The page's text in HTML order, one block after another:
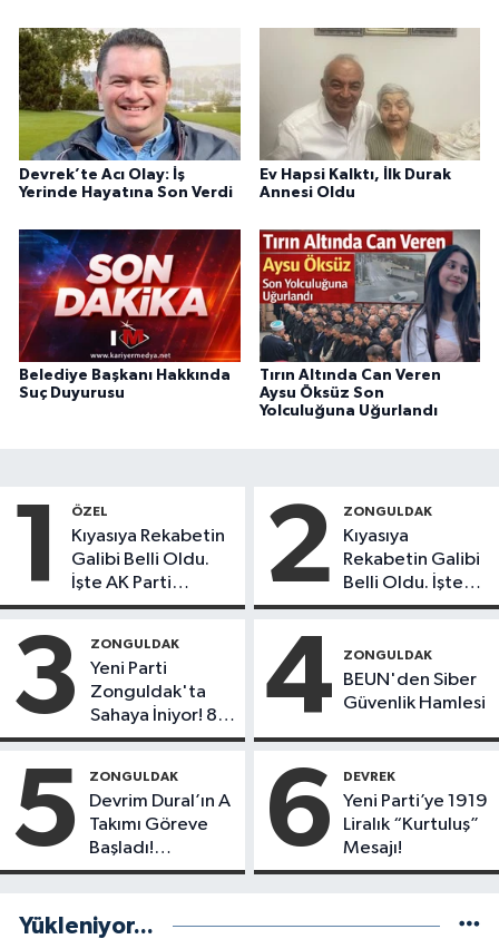
Devrek’te Acı Olay: İş
Yerinde Hayatına Son Verdi
Ev Hapsi Kalktı, İlk Durak
Annesi Oldu
Belediye Başkanı Hakkında
Suç Duyurusu
Tırın Altında Can Veren
Aysu Öksüz Son
Yolculuğuna Uğurlandı
1 ÖZEL
Kıyasıya Rekabetin
Galibi Belli Oldu.
İşte AK Parti
Gençlerinden
Potansiyeline Sahip
İlk 3 İsim!
2 ZONGULDAK
Kıyasıya
Rekabetin Galibi
Belli Oldu. İşte
Liderlik
Sahip İlk 3 Genç
İsim!
3 ZONGULDAK
Yeni Parti
Zonguldak'ta
Sahaya İniyor! 8
İlçede Kurucu
Göreve Başladı
4 ZONGULDAK
BEUN'den Siber
Güvenlik Hamlesi
5 ZONGULDAK
Devrim Dural’ın A
Takımı Göreve
Başladı!
Yönetimde
6 DEVREK
Yeni Parti’ye 1919
Liralık “Kurtuluş”
Mesajı!
Yükleniyor...